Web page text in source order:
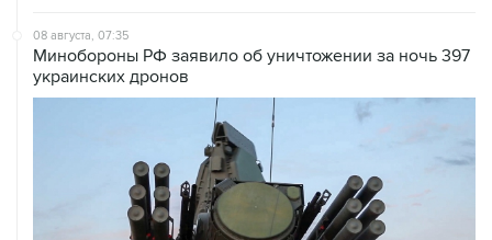
08 августа, 07:35
Минобороны РФ заявило об уничтожении за ночь 397
украинских дронов